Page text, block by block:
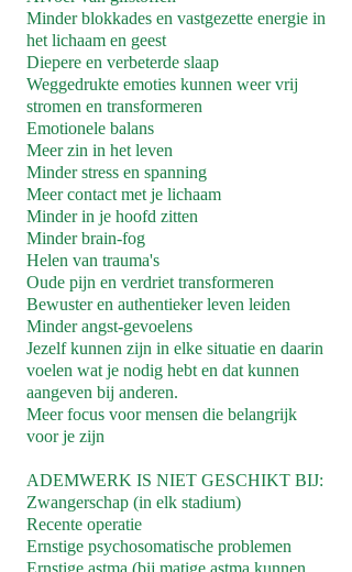
Minder blokkades en vastgezette energie in
het lichaam en geest
Diepere en verbeterde slaap
Weggedrukte emoties kunnen weer vrij
stromen en transformeren
Emotionele balans
Meer zin in het leven
Minder stress en spanning
Meer contact met je lichaam
Minder in je hoofd zitten
Minder brain-fog
Helen van trauma's
Oude pijn en verdriet transformeren
Bewuster en authentieker leven leiden
Minder angst-gevoelens
Jezelf kunnen zijn in elke situatie en daarin
voelen wat je nodig hebt en dat kunnen
aangeven bij anderen.
Meer focus voor mensen die belangrijk
voor je zijn
ADEMWERK IS NIET GESCHIKT BIJ:
Zwangerschap (in elk stadium)
Recente operatie
Ernstige psychosomatische problemen
Ernstige astma (bij matige astma kunnen